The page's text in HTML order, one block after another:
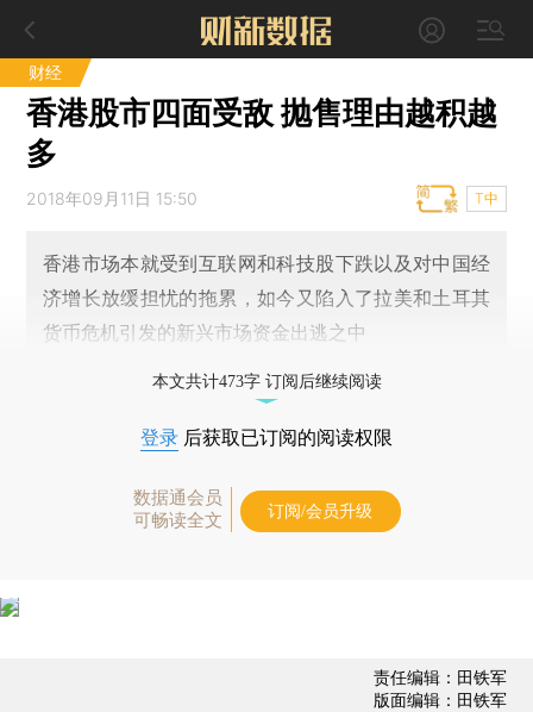
财经
香港股市四面受敌 抛售理由越积越
多
2018年09月11日 15:50 T中
香港市场本就受到互联网和科技股下跌以及对中国经
济增长放缓担忧的拖累，如今又陷入了拉美和土耳其
货币危机引发的新兴市场资金出逃之中
本文共计473字 订阅后继续阅读
登录 后获取已订阅的阅读权限
数据通会员
可畅读全文
订阅/会员升级
责任编辑：田铁军
版面编辑：田铁军